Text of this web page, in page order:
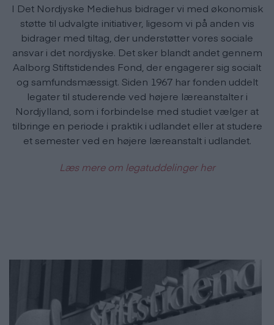
I Det Nordjyske Mediehus bidrager vi med økonomisk
støtte til udvalgte initiativer, ligesom vi på anden vis
bidrager med tiltag, der understøtter vores sociale
ansvar i det nordjyske. Det sker blandt andet gennem
Aalborg Stiftstidendes Fond, der engagerer sig socialt
og samfundsmæssigt. Siden 1967 har fonden uddelt
legater til studerende ved højere læreanstalter i
Nordjylland, som i forbindelse med studiet vælger at
tilbringe en periode i praktik i udlandet eller at studere
et semester ved en højere læreanstalt i udlandet.
Læs mere om legatuddelinger her